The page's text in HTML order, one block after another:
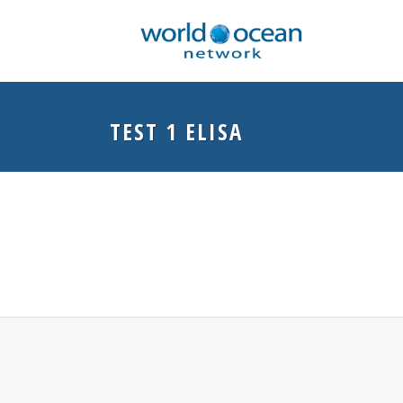
TEST 1 ELISA